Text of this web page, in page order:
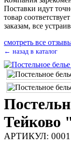
Поставки идут
товар
заказам, все
смотреть все
← назад в каталог
Тейково
АРТИКУЛ: 0001